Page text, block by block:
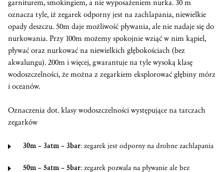
garniturem, smokingiem, a nie wyposażeniem nurka. 30 m
oznacza tyle, iż zegarek odporny jest na zachlapania, niewielkie
opady deszczu. 50m daje możliwość pływania, ale nie nadaje się do
nurkowania. Przy 100m możemy spokojnie wziąć w nim kąpiel,
pływać oraz nurkować na niewielkich głębokościach (bez
akwalungu). 200m i więcej, gwarantuje na tyle wysoką klasę
wodoszczelności, że można z zegarkiem eksplorować głębiny mórz
i oceanów.
Oznaczenia dot. klasy wodoszczelności występujące na tarczach
zegarków
30m – 3atm – 3bar: zegarek jest odporny na drobne zachlapania
50m – 5atm – 5bar: zegarek pozwala na pływanie ale bez